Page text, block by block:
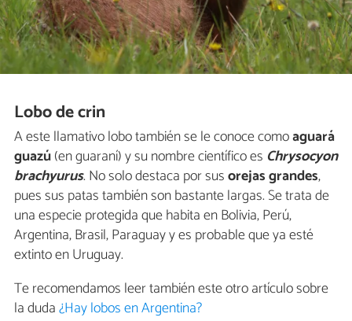
Lobo de crin
A este llamativo lobo también se le conoce comoaguará
guazú(en guaraní) y su nombre científico es Chrysocyon
brachyurus. No solo destaca por susorejas grandes,
pues sus patas también son bastante largas. Se trata de
una especie protegida que habita en Bolivia, Perú,
Argentina, Brasil, Paraguay y es probable que ya esté
extinto en Uruguay.
Te recomendamos leer también este otro artículo sobre
la duda¿Hay lobos en Argentina?